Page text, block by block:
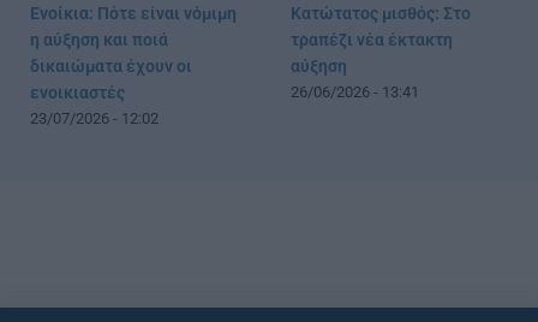
Ενοίκια: Πότε είναι νόμιμη
η αύξηση και ποιά
δικαιώματα έχουν οι
ενοικιαστές
23/07/2026 - 12:02
Κατώτατος μισθός: Στο
τραπέζι νέα έκτακτη
αύξηση
26/06/2026 - 13:41